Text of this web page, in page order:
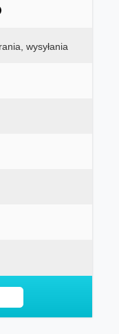
wysyłania